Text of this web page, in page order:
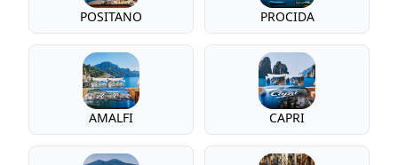
POSITANO PROCIDA
AMALFI CAPRI